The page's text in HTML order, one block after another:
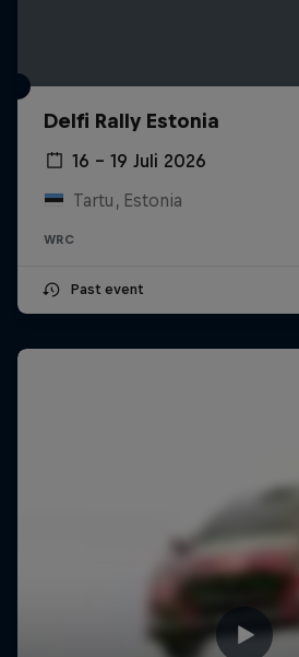
Delfi Rally Estonia
16 – 19 Juli 2026
Tartu, Estonia
WRC
Past event